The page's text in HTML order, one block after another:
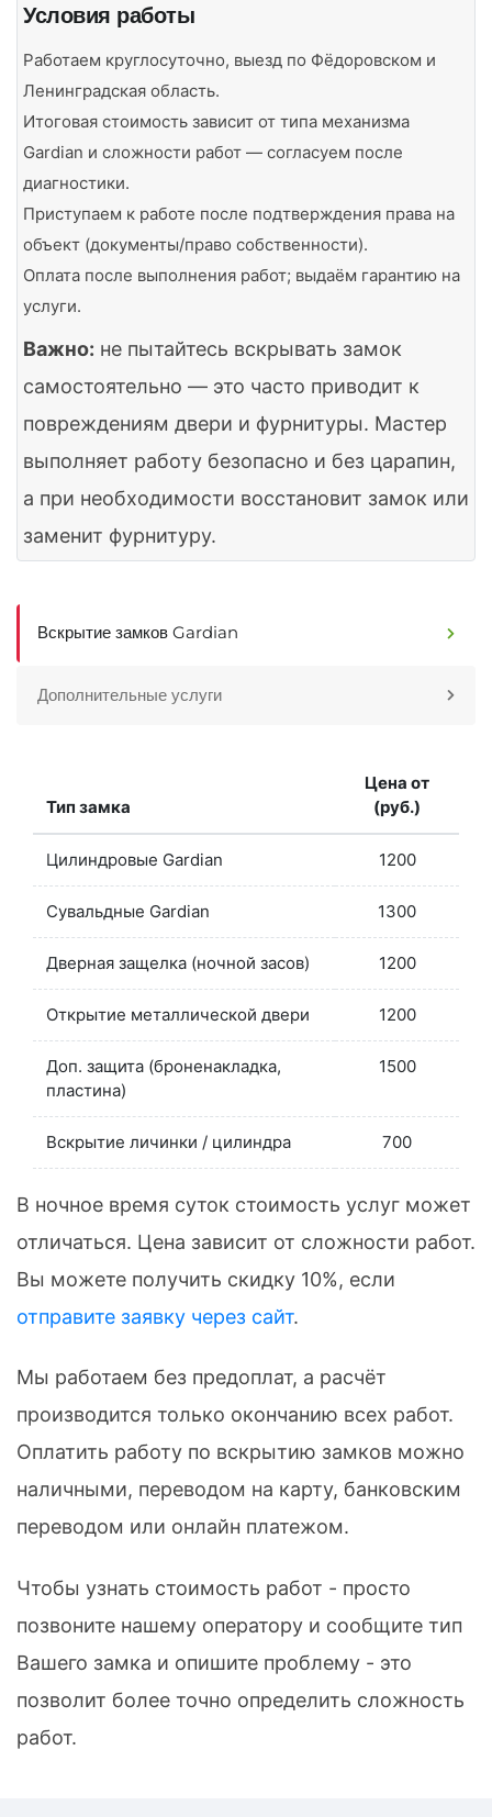
Условия работы
Работаем круглосуточно, выезд по Фёдоровском и
Ленинградская область.
Итоговая стоимость зависит от типа механизма
Gardian и сложности работ — согласуем после
диагностики.
Приступаем к работе после подтверждения права на
объект (документы/право собственности).
Оплата после выполнения работ; выдаём гарантию на
услуги.
Важно: не пытайтесь вскрывать замок
самостоятельно — это часто приводит к
повреждениям двери и фурнитуры. Мастер
выполняет работу безопасно и без царапин,
а при необходимости восстановит замок или
заменит фурнитуру.
Вскрытие замков Gardian
Дополнительные услуги
Тип замка
Цена от
(руб.)
Цилиндровые Gardian 1200
Сувальдные Gardian 1300
Дверная защелка (ночной засов) 1200
Открытие металлической двери 1200
Доп. защита (броненакладка,
пластина)
1500
Вскрытие личинки / цилиндра 700
В ночное время суток стоимость услуг может
отличаться. Цена зависит от сложности работ.
Вы можете получить скидку 10%, если
отправите заявку через сайт.
Мы работаем без предоплат, а расчёт
производится только окончанию всех работ.
Оплатить работу по вскрытию замков можно
наличными, переводом на карту, банковским
переводом или онлайн платежом.
Чтобы узнать стоимость работ - просто
позвоните нашему оператору и сообщите тип
Вашего замка и опишите проблему - это
позволит более точно определить сложность
работ.